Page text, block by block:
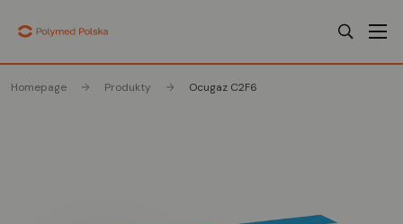
Homepage Produkty Ocugaz C2F6